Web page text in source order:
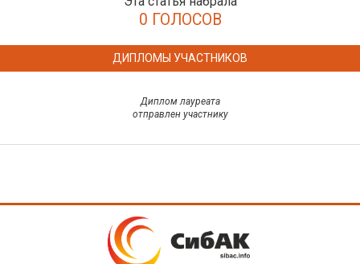
0 ГОЛОСОВ
ДИПЛОМЫ УЧАСТНИКОВ
Диплом лауреата
отправлен участнику